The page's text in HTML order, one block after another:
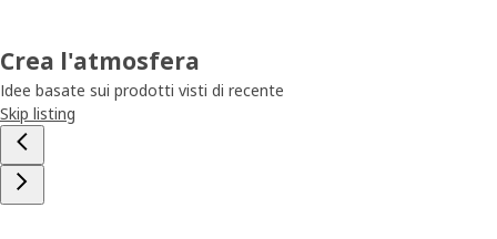
Crea l'atmosfera
Idee basate sui prodotti visti di recente
Skip listing